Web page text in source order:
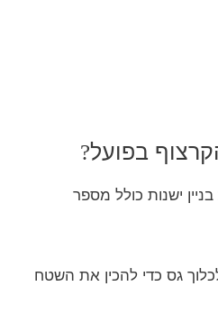
בפועל?
ישנות כולל מספר
גס כדי להכין את השטח